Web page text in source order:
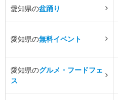
愛知県の盆踊り
愛知県の無料イベント
愛知県のグルメ・フードフェ
ス